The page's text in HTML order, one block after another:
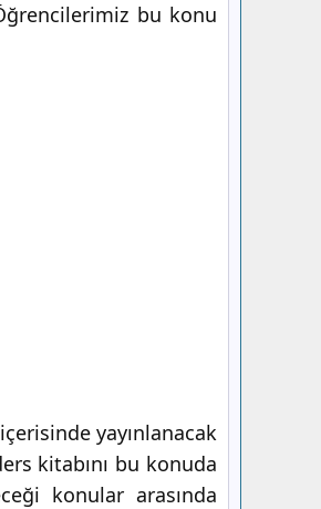
bu konu
yayınlanacak
kitabını bu konuda
konular arasında